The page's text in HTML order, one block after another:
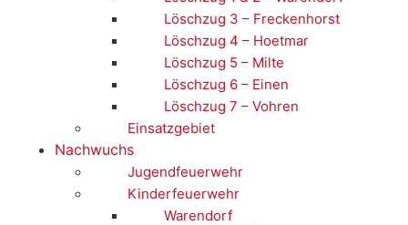
Löschzug 3 – Freckenhorst
Löschzug 4 – Hoetmar
Löschzug 5 – Milte
Löschzug 6 – Einen
Löschzug 7 – Vohren
Einsatzgebiet
Nachwuchs
Jugendfeuerwehr
Kinderfeuerwehr
Warendorf